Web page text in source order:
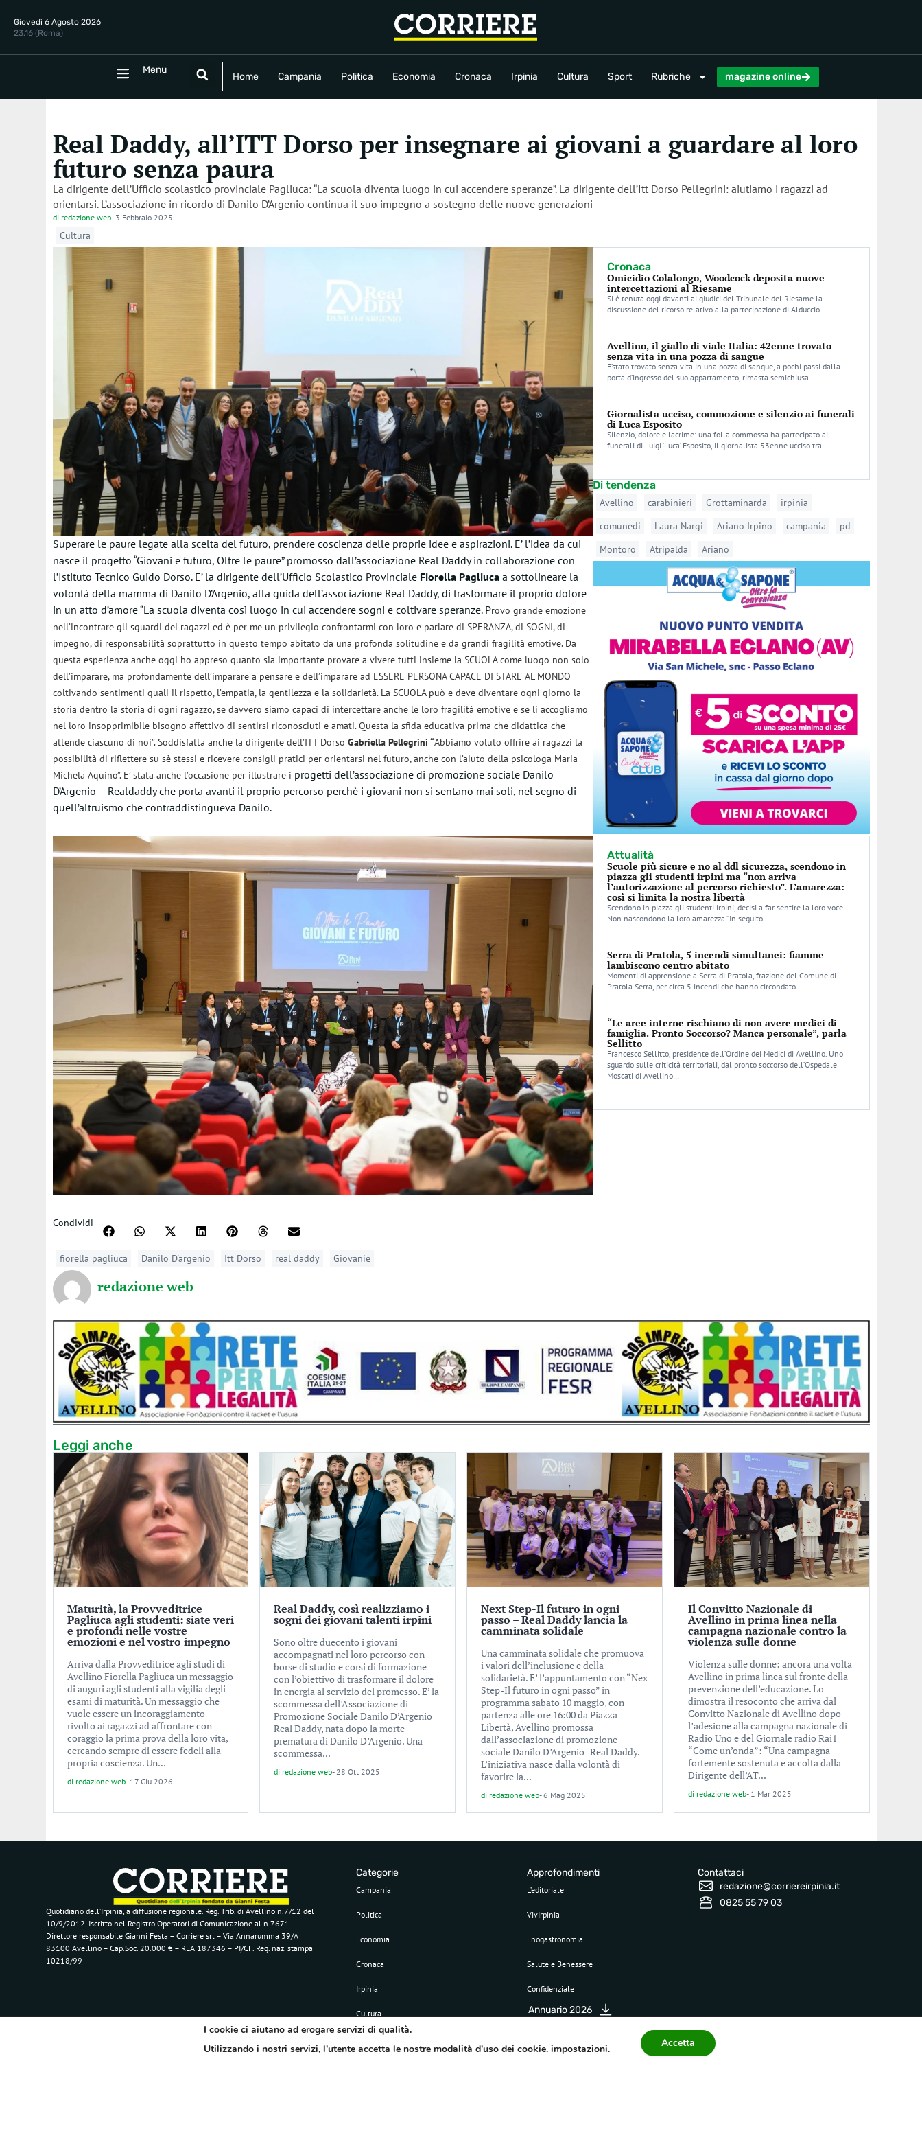
Giovedì 6 Agosto 2026
23.16 (Roma)
Menu
Home Campania Politica Economia Cronaca Irpinia Cultura Sport Rubriche magazine online
Home Campania Politica Economia Cronaca Irpinia Sport Rubriche
Real Daddy, all’ITT Dorso per insegnare ai giovani a guardare al loro
futuro senza paura
La dirigente dell’Ufficio scolastico provinciale Pagliuca: “La scuola diventa luogo in cui accendere speranze”. La dirigente dell’Itt Dorso Pellegrini: aiutiamo i ragazzi ad
orientarsi. L’associazione in ricordo di Danilo D’Argenio continua il suo impegno a sostegno delle nuove generazioni
di redazione web- 3 Febbraio 2025
Cultura
Superare le paure legate alla scelta del futuro, prendere coscienza delle proprie idee e aspirazioni. E’ l’idea da cui
nasce il progetto “Giovani e futuro, Oltre le paure” promosso dall’associazione Real Daddy in collaborazione con
l’Istituto Tecnico Guido Dorso. E’ la dirigente dell’Ufficio Scolastico Provinciale Fiorella Pagliucaa sottolineare la
volontà della mamma di Danilo D’Argenio, alla guida dell’associazione Real Daddy, di trasformare il proprio dolore
in un atto d’amore “La scuola diventa così luogo in cui accendere sogni e coltivare speranze. Provo grande emozione
nell’incontrare gli sguardi dei ragazzi ed è per me un privilegio confrontarmi con loro e parlare di SPERANZA, di SOGNI, di
impegno, di responsabilità soprattutto in questo tempo abitato da una profonda solitudine e da grandi fragilità emotive. Da
questa esperienza anche oggi ho appreso quanto sia importante provare a vivere tutti insieme la SCUOLA come luogo non solo
dell’imparare, ma profondamente dell’imparare a pensare e dell’imparare ad ESSERE PERSONA CAPACE DI STARE AL MONDO
coltivando sentimenti quali il rispetto, l’empatia, la gentilezza e la solidarietà. La SCUOLA può e deve diventare ogni giorno la
storia dentro la storia di ogni ragazzo, se davvero siamo capaci di intercettare anche le loro fragilità emotive e se li accogliamo
nel loro insopprimibile bisogno affettivo di sentirsi riconosciuti e amati.Questa la sfida educativa prima che didattica che
attende ciascuno di noi”. Soddisfatta anche la dirigente dell’ITT Dorso Gabriella Pellegrini “Abbiamo voluto offrire ai ragazzi la
possibilità di riflettere su sè stessi e ricevere consigli pratici per orientarsi nel futuro, anche con l’aiuto della psicologa Maria
Michela Aquino”. E’ stata anche l’occasione per illustrare i progetti dell’associazione di promozione sociale Danilo
D’Argenio – Realdaddy che porta avanti il proprio percorso perchè i giovani non si sentano mai soli, nel segno di
quell’altruismo che contraddistingueva Danilo.
Condividi
fiorella pagliuca Danilo D'argenio Itt Dorso real daddy Giovanie
redazione web
Cronaca
Omicidio Colalongo, Woodcock deposita nuove
intercettazioni al Riesame
Si è tenuta oggi davanti ai giudici del Tribunale del Riesame la
discussione del ricorso relativo alla partecipazione di Alduccio…
Avellino, il giallo di viale Italia: 42enne trovato
senza vita in una pozza di sangue
E’stato trovato senza vita in una pozza di sangue, a pochi passi dalla
porta d’ingresso del suo appartamento, rimasta semichiusa….
Giornalista ucciso, commozione e silenzio ai funerali
di Luca Esposito
Silenzio, dolore e lacrime: una folla commossa ha partecipato ai
funerali di Luigi ‘Luca’ Esposito, il giornalista 53enne ucciso tra…
Di tendenza
Avellino carabinieri Grottaminarda
irpinia
comunedi
Laura Nargi Ariano Irpino campania
pd
Montoro
Atripalda Ariano
Attualità
Scuole più sicure e no al ddl sicurezza, scendono in
piazza gli studenti irpini ma “non arriva
l’autorizzazione al percorso richiesto”. L’amarezza:
così si limita la nostra libertà
Scendono in piazza gli studenti irpini, decisi a far sentire la loro voce.
Non nascondono la loro amarezza “In seguito…
Serra di Pratola, 5 incendi simultanei: fiamme
lambiscono centro abitato
Momenti di apprensione a Serra di Pratola, frazione del Comune di
Pratola Serra, per circa 5 incendi che hanno circondato…
“Le aree interne rischiano di non avere medici di
famiglia. Pronto Soccorso? Manca personale”, parla
Sellitto
Francesco Sellitto, presidente dell’Ordine dei Medici di Avellino. Uno
sguardo sulle criticità territoriali, dal pronto soccorso dell’Ospedale
Moscati di Avellino…
Leggi anche
Maturità, la Provveditrice
Pagliuca agli studenti: siate veri
e profondi nelle vostre
emozioni e nel vostro impegno
Arriva dalla Provveditrice agli studi di
Avellino Fiorella Pagliuca un messaggio
di auguri agli studenti alla vigilia degli
esami di maturità. Un messaggio che
vuole essere un incoraggiamento
rivolto ai ragazzi ad affrontare con
coraggio la prima prova della loro vita,
cercando sempre di essere fedeli alla
propria coscienza. Un...
di redazione web- 17 Giu 2026
Real Daddy, così realizziamo i
sogni dei giovani talenti irpini
Sono oltre duecento i giovani
accompagnati nel loro percorso con
borse di studio e corsi di formazione
con l’obiettivo di trasformare il dolore
in energia al servizio del promesso. E’ la
scommessa dell’Associazione di
Promozione Sociale Danilo D’Argenio
Real Daddy, nata dopo la morte
prematura di Danilo D’Argenio. Una
scommessa...
di redazione web- 28 Ott 2025
Next Step-Il futuro in ogni
passo – Real Daddy lancia la
camminata solidale
Una camminata solidale che promuova
i valori dell’inclusione e della
solidarietà. E’ l’appuntamento con “Nex
Step-Il futuro in ogni passo” in
programma sabato 10 maggio, con
partenza alle ore 16:00 da Piazza
Libertà, Avellino promossa
dall’associazione di promozione
sociale Danilo D’Argenio -Real Daddy.
L’iniziativa nasce dalla volontà di
favorire la...
di redazione web-6 Mag 2025
Il Convitto Nazionale di
Avellino in prima linea nella
campagna nazionale contro la
violenza sulle donne
Violenza sulle donne: ancora una volta
Avellino in prima linea sul fronte della
prevenzione dell’educazione. Lo
dimostra il resoconto che arriva dal
Convitto Nazionale di Avellino dopo
l’adesione alla campagna nazionale di
Radio Uno e del Giornale radio Rai1
“Come un’onda”: “Una campagna
fortemente sostenuta e accolta dalla
Dirigente dell’AT...
di redazione web- 1 Mar 2025
Quotidiano dell’Irpinia, a diffusione regionale. Reg. Trib. di Avellino n.7/12 del
10/9/2012. Iscritto nel Registro Operatori di Comunicazione al n.7671
Direttore responsabile Gianni Festa – Corriere srl – Via Annarumma 39/A
83100 Avellino – Cap.Soc. 20.000 € – REA 187346 – PI/CF. Reg. naz. stampa
10218/99
Categorie
Campania
Politica
Economia
Cronaca
Irpinia
Cultura
Approfondimenti
L’editoriale
VivIrpinia
Enogastronomia
Salute e Benessere
Confidenziale
Annuario 2026
Contattaci
redazione@corriereirpinia.it
0825 55 79 03
I cookie ci aiutano ad erogare servizi di qualità.
Utilizzando i nostri servizi, l'utente accetta le nostre modalità d'uso dei cookie.impostazioni. Accetta